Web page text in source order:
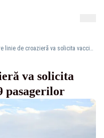
Fiecare linie de croazieră va solicita vaccinul anti Covid-19 pasagerilor
va solicita
pasagerilor